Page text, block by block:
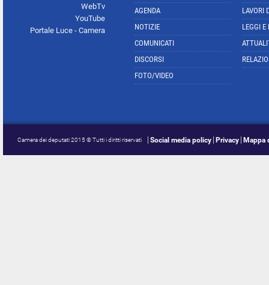
WebTv
YouTube
Portale Luce - Camera
AGENDA
NOTIZIE
COMUNICATI
DISCORSI
FOTO/VIDEO
LAVORI
LEGGI E
Camera dei deputati 2015 © Tutti i diritti riservati Social media policy Privacy Mappa